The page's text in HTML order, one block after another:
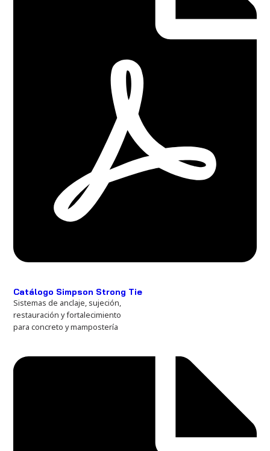
Catálogo Simpson Strong Tie
Sistemas de anclaje, sujeción,
restauración y fortalecimiento
para concreto y mampostería​